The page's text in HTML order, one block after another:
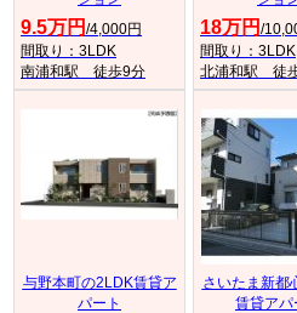
9.5万円 /4,000円
間取り：3LDK
南浦和駅 徒歩9分
18万円 /
間取り：3LDK
北浦和駅 徒
与野本町の2LDK賃貸ア
パート
さいたま新都
賃貸アパ